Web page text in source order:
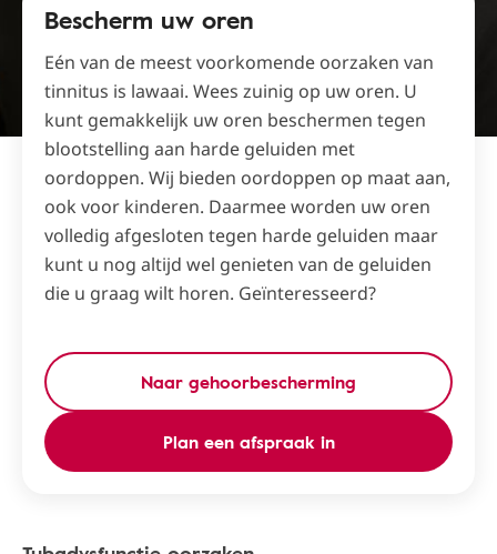
Bescherm uw oren
Eén van de meest voorkomende oorzaken van
tinnitus is lawaai. Wees zuinig op uw oren. U
kunt gemakkelijk uw oren beschermen tegen
blootstelling aan harde geluiden met
oordoppen. Wij bieden oordoppen op maat aan,
ook voor kinderen. Daarmee worden uw oren
volledig afgesloten tegen harde geluiden maar
kunt u nog altijd wel genieten van de geluiden
die u graag wilt horen. Geïnteresseerd?
Naar gehoorbescherming
Plan een afspraak in